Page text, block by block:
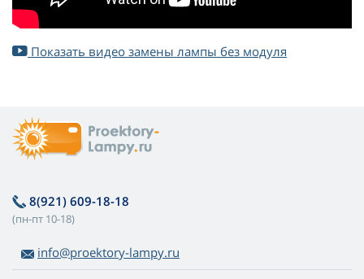
Показать видео замены лампы без модуля
8(921) 609-18-18
(пн-пт 10-18)
info@proektory-lampy.ru